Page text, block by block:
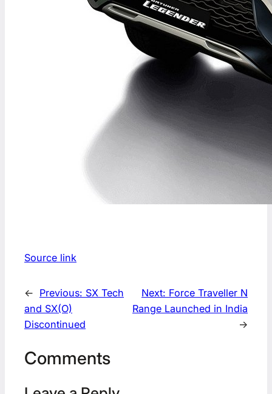
Source link
← Previous: SX Tech
and SX(O)
Discontinued
Next: Force Traveller N
Range Launched in India
→
Comments